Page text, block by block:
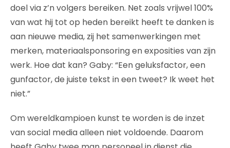
doel via z’n volgers bereiken. Net zoals vrijwel 100%
van wat hij tot op heden bereikt heeft te danken is
aan nieuwe media, zij het samenwerkingen met
merken, materiaalsponsoring en exposities van zijn
werk. Hoe dat kan? Gaby: “Een geluksfactor, een
gunfactor, de juiste tekst in een tweet? Ik weet het
niet.”
Om wereldkampioen kunst te worden is de inzet
van social media alleen niet voldoende. Daarom